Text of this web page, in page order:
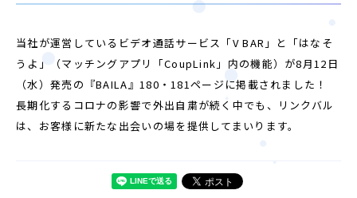
CONTACT
当社が運営しているビデオ通話サービス「V BAR」と「はなそ
うよ」（マッチングアプリ「CoupLink」内の機能）が8月12日
（水）発売の『BAILA』180・181ページに掲載されました！
長期化するコロナの影響で外出自粛が続く中でも、リンクバル
は、お客様に新たな出会いの場を提供してまいります。